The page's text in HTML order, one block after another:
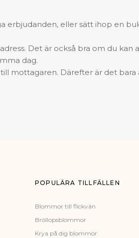
erbjudanden, eller sätt ihop en
Det är också bra om du kan
dag.
mottagaren. Därefter är det bara
POPULÄRA TILLFÄLLEN
Blommor till flickvän
Bröllopsblommor
Krya på dig blommor